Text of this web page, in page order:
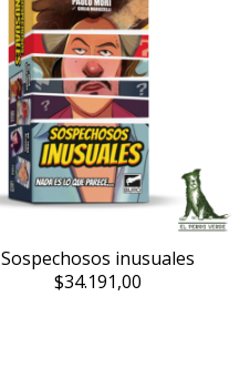
Sospechosos inusuales
$34.191,00